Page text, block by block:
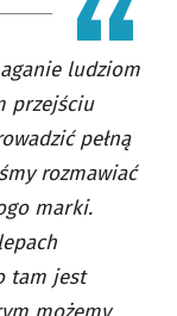
ludziom
przejściu
pełną
rozmawiać
marki.
tam jest